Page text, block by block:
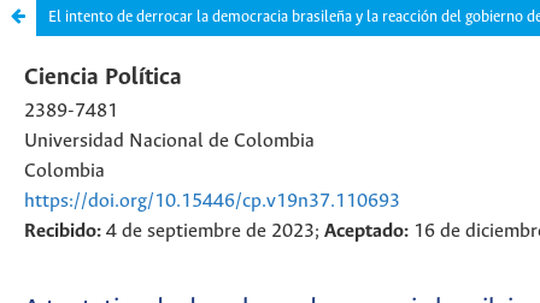
El intento de derrocar la democracia brasileña y la reacción del gobierno